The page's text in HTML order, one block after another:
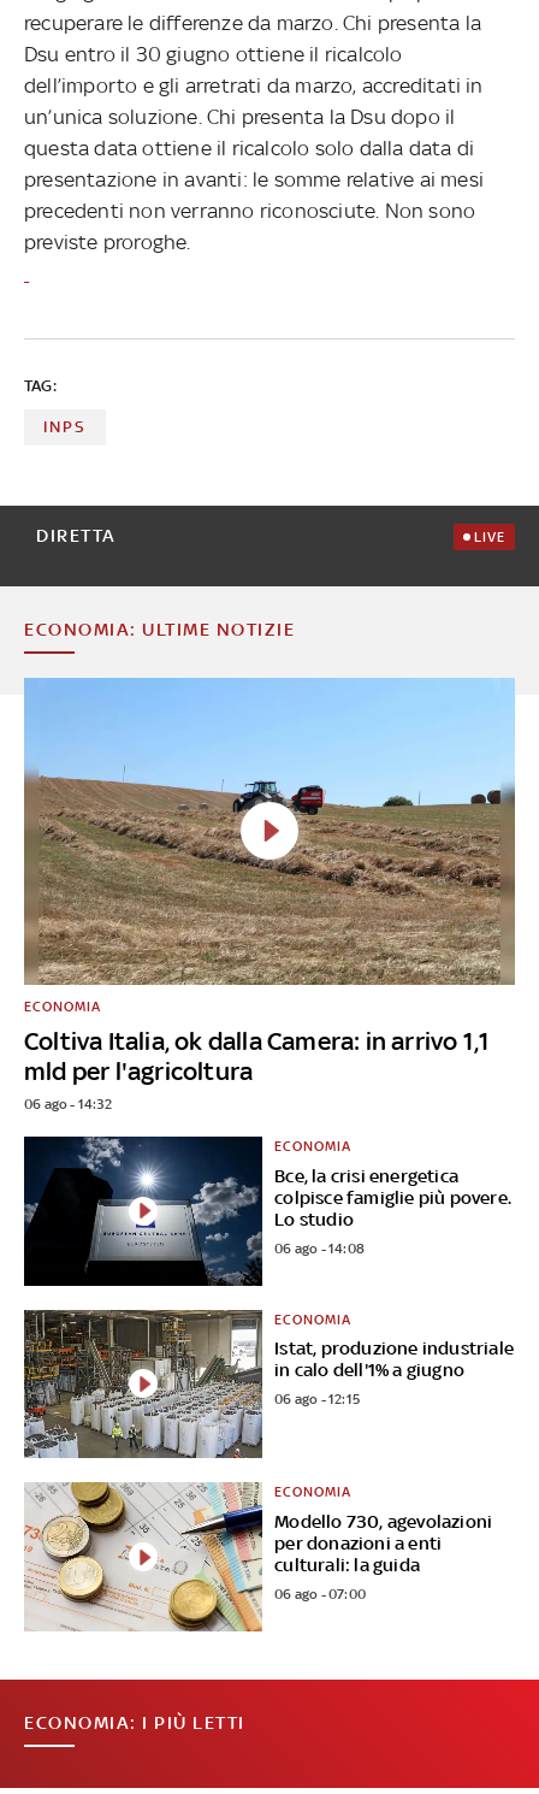
recuperare le differenze da marzo. Chi presenta la
Dsu entro il 30 giugno ottiene il ricalcolo
dell’importo e gli arretrati da marzo, accreditati in
un’unica soluzione. Chi presenta la Dsu dopo il
questa data ottiene il ricalcolo solo dalla data di
presentazione in avanti: le somme relative ai mesi
precedenti non verranno riconosciute. Non sono
previste proroghe.
TAG:
INPS
DIRETTA LIVE
ECONOMIA: ULTIME NOTIZIE
Coltiva Italia, ok dalla Camera: in arrivo 1,1
mld per l'agricoltura
ECONOMIA
06 ago - 14:32
Bce, la crisi energetica
colpisce famiglie più povere.
Lo studio
ECONOMIA
06 ago - 14:08
Istat, produzione industriale
in calo dell'1% a giugno
ECONOMIA
06 ago - 12:15
Modello 730, agevolazioni
per donazioni a enti
culturali: la guida
ECONOMIA
06 ago - 07:00
ECONOMIA: I PIÙ LETTI